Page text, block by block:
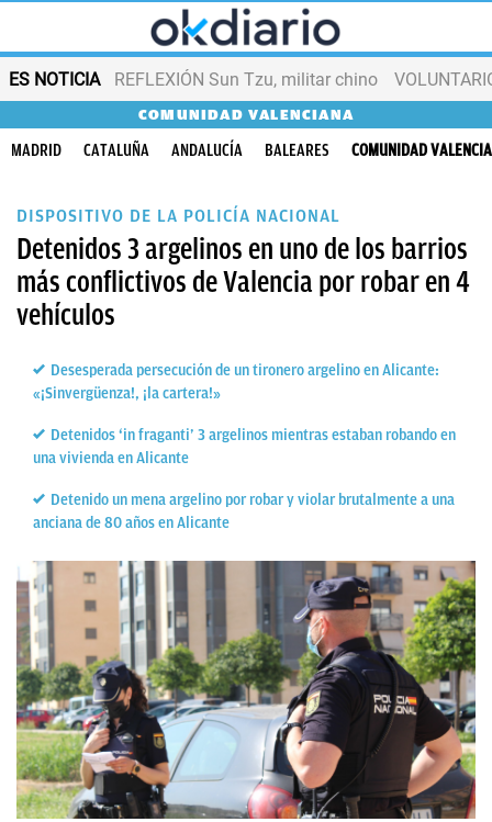
ES NOTICIA REFLEXIÓN Sun Tzu, militar chino
COMUNIDAD VALENCIANA
MADRID CATALUÑA ANDALUCÍA BALEARES COMUNIDAD
DISPOSITIVO DE LA POLICÍA NACIONAL
Detenidos 3 argelinos en uno de los barrios
más conflictivos de Valencia por robar en 4
vehículos
Desesperada persecución de un tironero argelino en Alicante:
«¡Sinvergüenza!, ¡la cartera!»
Detenidos ‘in fraganti’ 3 argelinos mientras estaban robando en
una vivienda en Alicante
Detenido un mena argelino por robar y violar brutalmente a una
anciana de 80 años en Alicante